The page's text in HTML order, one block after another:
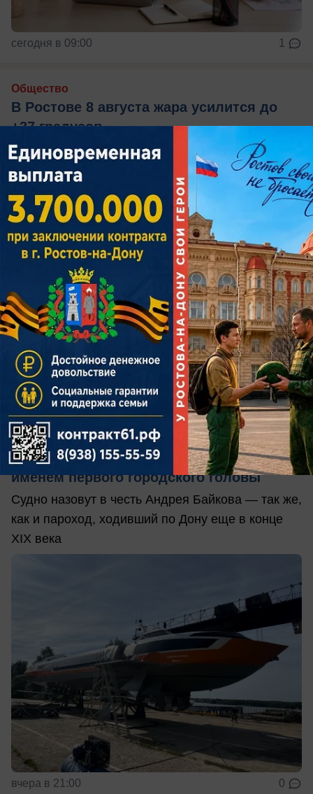
сегодня в 09:00 1
Общество
В Ростове 8 августа жара усилится до
+37 градусов
О погоде на субботу
сегодня в 08:00 0
Общество
В Ростов придет скоростной «Метеор» с
именем первого городского головы
Судно назовут в честь Андрея Байкова — так же,
как и пароход, ходивший по Дону еще в конце
XIX века
вчера в 21:00 0